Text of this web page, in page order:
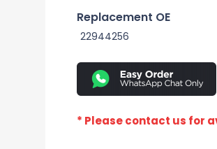
Replacement OE
22944256
* Please contact us for